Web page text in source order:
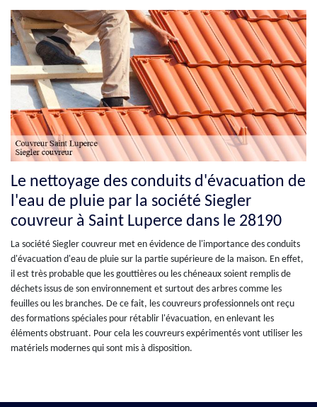
Le nettoyage des conduits d'évacuation de
l'eau de pluie par la société Siegler
couvreur à Saint Luperce dans le 28190
La société Siegler couvreur met en évidence de l'importance des conduits
d'évacuation d'eau de pluie sur la partie supérieure de la maison. En effet,
il est très probable que les gouttières ou les chéneaux soient remplis de
déchets issus de son environnement et surtout des arbres comme les
feuilles ou les branches. De ce fait, les couvreurs professionnels ont reçu
des formations spéciales pour rétablir l'évacuation, en enlevant les
éléments obstruant. Pour cela les couvreurs expérimentés vont utiliser les
matériels modernes qui sont mis à disposition.